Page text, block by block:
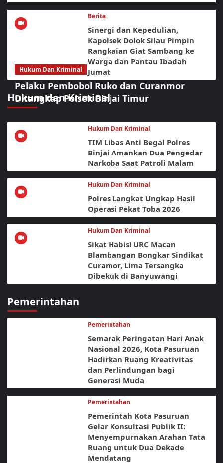
Berita
Sinergi dan Kepedulian,
Kapolsek Dolok Silau Pimpin
Rangkaian Giat Sambang ke
Warga dan Pantau Ibadah
Jumat
Hukum dan Kriminal
Hukum Dan Kriminal
Pelaku Pembobol Ruko dan Curanmor
Ditangkap Polsek Binjai Timur
Hukum Dan Kriminal
TIM Libas Anti Begal Polres
Binjai Amankan Dua Pengedar
Narkoba Saat Patroli Malam
Hukum Dan Kriminal
Polres Langkat Ungkap Hasil
Operasi Pekat Toba 2026
Hukum Dan Kriminal
Sikat Habis! URC Macan
Blambangan Bongkar Sindikat
Curamor, Lima Tersangka
Dibekuk di Banyuwangi
Pemerintahan
Pemerintahan
Semarak Peringatan Hari Anak
Nasional 2026, Kota Pasuruan
Hadirkan Ruang Kreativitas
dan Perlindungan bagi
Generasi Muda
Pemerintahan
Pemerintah Kota Pasuruan
Gelar Konsultasi Publik II:
Menyempurnakan Arahan Tata
Ruang untuk Dua Dekade
Mendatang